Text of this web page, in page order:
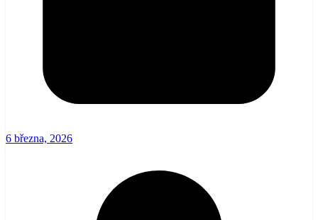
6 března, 2026